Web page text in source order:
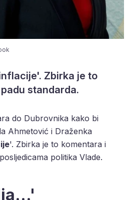
Zbirka je to
standarda.
do Dubrovnika kako bi
Ahmetović i Draženka
'. Zbirka je to komentara i
politika Vlade.